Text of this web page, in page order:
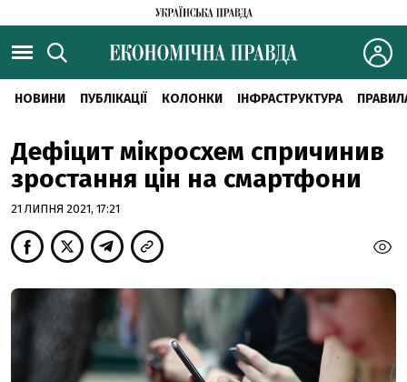
НОВИНИ ПУБЛІКАЦІЇ КОЛОНКИ ІНФРАСТРУКТУРА
Дефіцит мікросхем спричинив
зростання цін на смартфони
21 ЛИПНЯ 2021, 17:21